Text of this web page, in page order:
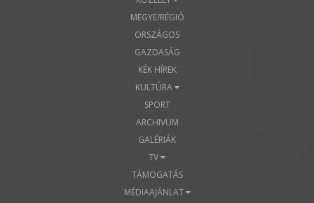
MEGYE/RÉGIÓ
ORSZÁGOS
GAZDASÁG
KÉK HÍREK
KULTÚRA
SPORT
ARCHIVUM
GALÉRIÁK
TV
TÁMOGATÁS
MÉDIAAJÁNLAT